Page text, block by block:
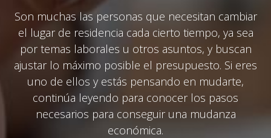
Son muchas las personas que necesitan cambiar
el lugar de residencia cada cierto tiempo, ya sea
por temas laborales u otros asuntos, y buscan
ajustar lo máximo posible el presupuesto. Si eres
uno de ellos y estás pensando en mudarte,
continúa leyendo para conocer los pasos
necesarios para conseguir una mudanza
económica.